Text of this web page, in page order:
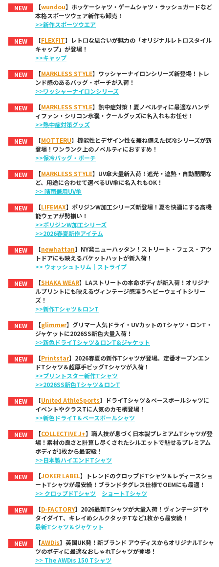
NEW 【wundou】ホッケーシャツ・ゲームシャツ・ラッシュガードなど
本格スポーツウェア新作も卸売！
>>新作スポーツウエア
NEW
【FLEXFIT】レトロな風合いが魅力の「オリジナルレトロスタイル
キャップ」が登場！
>>キャップ
NEW
【MARKLESS STYLE】ワッシャーナイロンシリーズ新登場！トレ
ンド感のあるバッグ・ポーチが入荷！
>>ワッシャーナイロンシリーズ
NEW
【MARKLESS STYLE】熱中症対策！夏ノベルティに最適なハンデ
ィファン・シリコン氷嚢・クールグッズに名入れもお任せ！
>>熱中症対策グッズ
NEW
【MOTTERU】機能性とデザイン性を兼ね備えた保冷シリーズが新
登場！ワンランク上のノベルティにおすすめ！
>>保冷バッグ・ポーチ
NEW
【MARKLESS STYLE】UV傘大量新入荷！遮光・遮熱・自動開閉な
ど、用途に合わせて選べるUV傘に名入れもOK！
>> 晴雨兼用UV傘
NEW
【LIFEMAX】ポリジンW加工シリーズ新登場！夏を快適にする高機
能ウェアが勢揃い！
>>ポリジンW加工シリーズ
>>2026春夏新作アイテム
NEW
【newhattan】NY発ニューハッタン！ストリート・フェス・アウ
トドアにも映えるバケットハットが新入荷！
>> ウォッシュトリム ｜ ストライプ
NEW
【SHAKA WEAR】LAストリートの本命ボディが新入荷！オリジナ
ルプリントにも映えるヴィンテージ感漂うヘビーウェイトシリー
ズ！
>>新作Tシャツ＆ロンT
NEW
【glimmer】グリマー人気ドライ・UVカットのTシャツ・ロンT・
ジャケットに2026SS新色大量入荷！
>>新色ドライTシャツ＆ロンT&ジャケット
NEW
【Printstar】2026春夏の新作Tシャツが登場。定番オープンエン
ドTシャツ＆超厚手ビッグTシャツが入荷！
>>プリントスター新作Tシャツ
>>2026SS新色Tシャツ＆ロンT
NEW
【United AthleSports】ドライTシャツ＆ベースボールシャツに
イベントやクラスTに人気のカモ柄登場！
>>新色ドライT＆ベースボールシャツ
NEW
【COLLECTIVE J+】職人技が息づく日本製プレミアムTシャツが登
場！素材の良さと計算し尽くされたシルエットで魅せるプレミアム
ボディが1枚から最安級！
>>日本製ハイエンドTシャツ
NEW
【JOKER LABEL】トレンドのクロップドTシャツ＆レディースショ
ートTシャツが最安級！ブランドタグレス仕様でOEMにも最適！
>> クロップドTシャツ ｜ ショートTシャツ
NEW
【D-FACTORY】2026最新Tシャツが大量入荷！ヴィンテージTや
タイダイT、キレイめシルクタッチTなど1枚から最安級！
最新Tシャツ＆ジャケット
NEW
【AWDis】英国UK発！新ブランド アウディスからオリジナルTシャ
ツのボディに最適なおしゃれTシャツが登場！
>> The AWDis 150 Tシャツ